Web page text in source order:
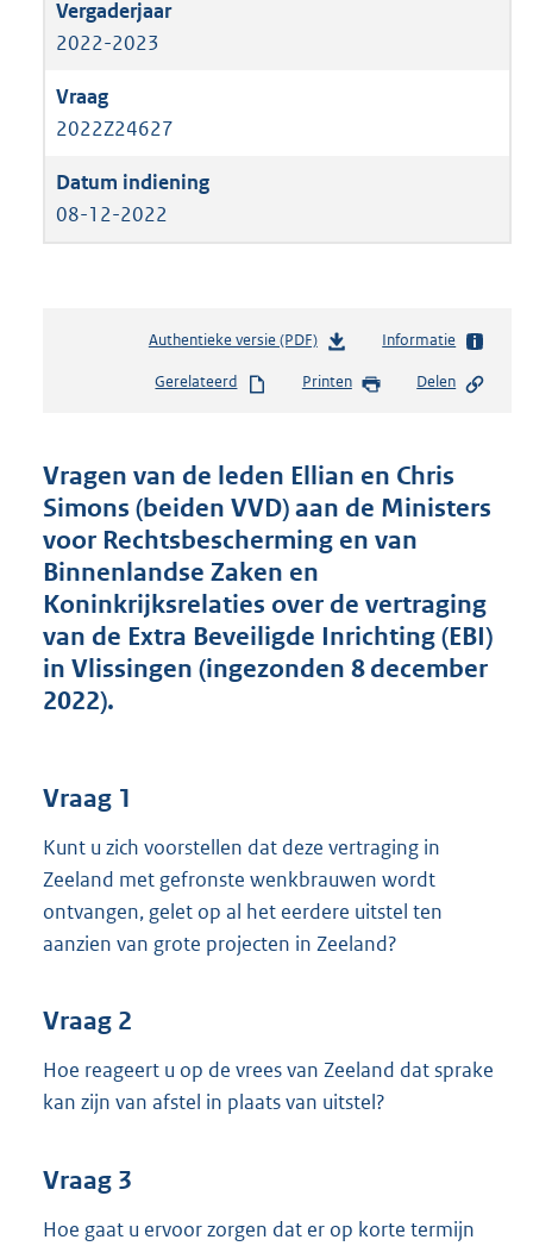
2022-2023
2022Z24627
08-12-2022
Authentieke versie (PDF)b
s
n
d
s
g
o
t
Informatie
Gerelateerd Printen Delen
Vragen van de leden Ellian en Chris
Simons (beiden VVD) aan de Ministers
voor Rechtsbescherming en van
Binnenlandse Zaken en
Koninkrijksrelaties over de vertraging
van de Extra Beveiligde Inrichting (EBI)
in Vlissingen (ingezonden 8 december
2022).
Vraag 1
Kunt u zich voorstellen dat deze vertraging in
Zeeland met gefronste wenkbrauwen wordt
ontvangen, gelet op al het eerdere uitstel ten
aanzien van grote projecten in Zeeland?
Vraag 2
Hoe reageert u op de vrees van Zeeland dat sprake
kan zijn van afstel in plaats van uitstel?
Vraag 3
Hoe gaat u ervoor zorgen dat er op korte termijn